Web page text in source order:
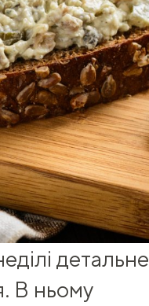
детальне
В ньому